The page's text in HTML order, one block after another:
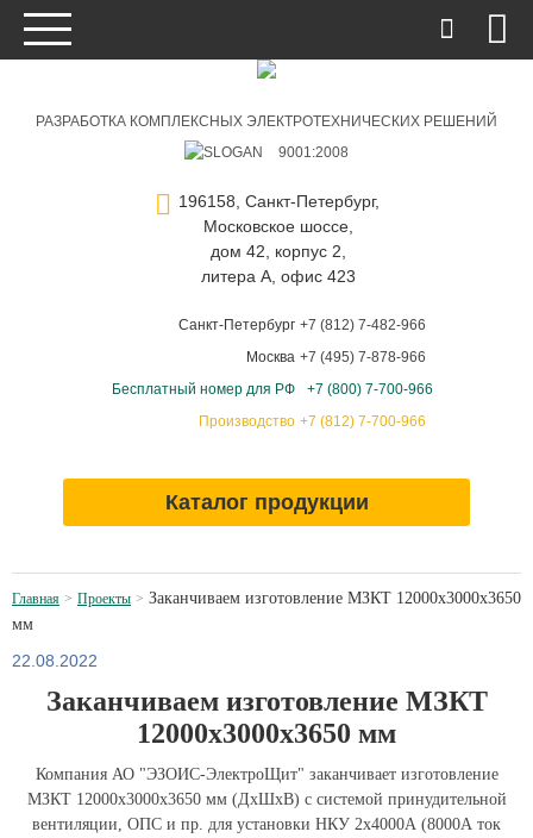
РАЗРАБОТКА КОМПЛЕКСНЫХ ЭЛЕКТРОТЕХНИЧЕСКИХ РЕШЕНИЙ
9001:2008
196158, Санкт-Петербург,
Московское шоссе,
дом 42, корпус 2,
литера А, офис 423
Санкт-Петербург
Москва
Бесплатный номер для РФ
Производство
+7 (812) 7-482-966
+7 (495) 7-878-966
+7 (800) 7-700-966
+7 (812) 7-700-966
Каталог продукции
Главная Проекты
Заканчиваем изготовление МЗКТ 12000х3000х3650
мм
22.08.2022
Заканчиваем изготовление МЗКТ
12000х3000х3650 мм
Компания АО "ЭЗОИС-ЭлектроЩит" заканчивает изготовление
МЗКТ 12000х3000х3650 мм (ДхШхВ) с системой принудительной
вентиляции, ОПС и пр. для установки НКУ 2х4000А (8000А ток